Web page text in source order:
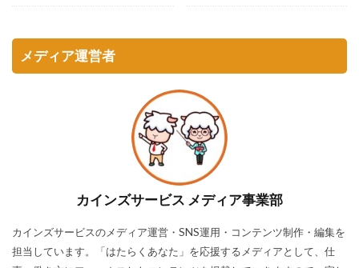
メディア運営者
カインズサービス メディア事業部
カインズサービスのメディア運営・SNS運用・コンテンツ制作・編集を
担当しています。「はたらくあなた」を応援するメディアとして、仕